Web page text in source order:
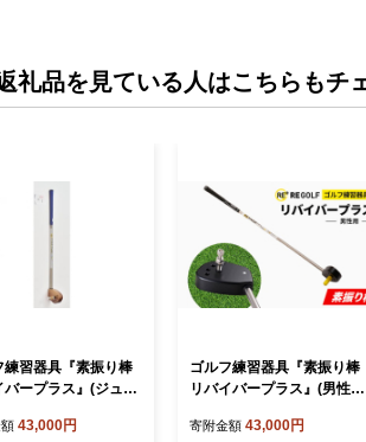
礼品を見ている人はこちらもチ
練習器具『素振り棒
バープラス』(ジュニ
プラス 素振り棒 ゴ
43,000円
ゴルフ練習器具『素振り棒
リバイバープラス』(男性用)
バープラス 素振り棒 ゴルフ
寄附金額 43,000円